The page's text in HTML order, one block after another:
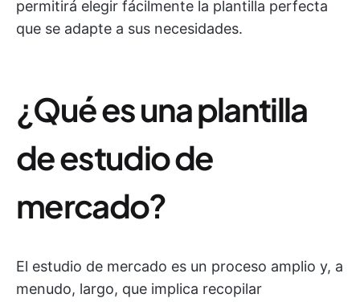
permitirá elegir fácilmente la plantilla perfecta
que se adapte a sus necesidades.
¿Qué es una plantilla
de estudio de
mercado?
El estudio de mercado es un proceso amplio y, a
menudo, largo, que implica recopilar